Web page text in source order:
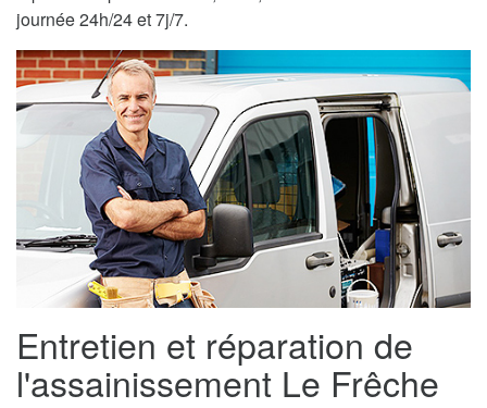
journée 24h/24 et 7j/7.
Entretien et réparation de
l'assainissement Le Frêche